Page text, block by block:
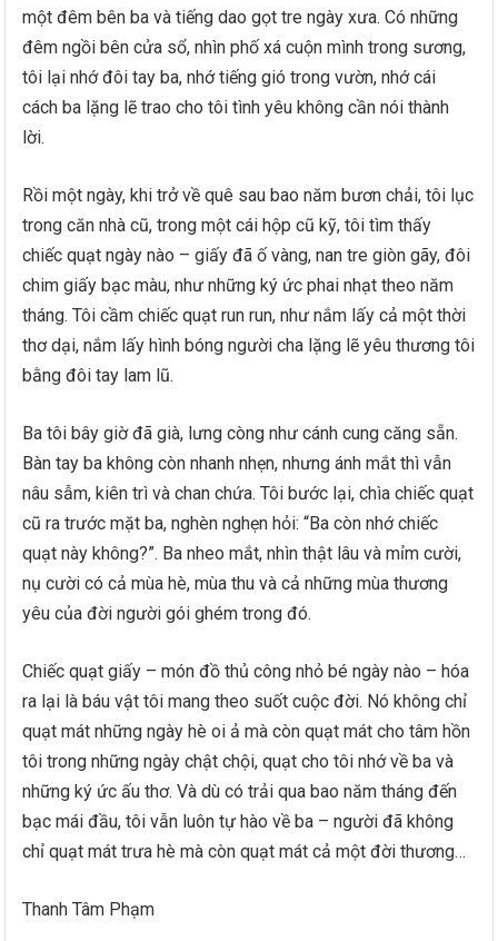
một đêm bên ba và tiếng dao gọt tre ngày xưa. Có những
đêm ngồi bên cửa sổ, nhìn phố xá cuộn mình trong sương,
tôi lại nhớ đôi tay ba, nhớ tiếng gió trong vườn, nhớ cái
cách ba lặng lẽ trao cho tôi tình yêu không cần nói thành
lời.
Rồi một ngày, khi trở về quê sau bao năm bươn chải, tôi lục
trong căn nhà cũ, trong một cái hộp cũ kỹ, tôi tìm thấy
chiếc quạt ngày nào – giấy đã ố vàng, nan tre giòn gãy, đôi
chim giấy bạc màu, như những ký ức phai nhạt theo năm
tháng. Tôi cầm chiếc quạt run run, như nắm lấy cả một thời
thơ dại, nắm lấy hình bóng người cha lặng lẽ yêu thương tôi
bằng đôi tay lam lũ.
Ba tôi bây giờ đã già, lưng còng như cánh cung căng sẵn.
Bàn tay ba không còn nhanh nhẹn, nhưng ánh mắt thì vẫn
nâu sẫm, kiên trì và chan chứa. Tôi bước lại, chìa chiếc quạt
cũ ra trước mặt ba, nghèn nghẹn hỏi: “Ba còn nhớ chiếc
quạt này không?”. Ba nheo mắt, nhìn thật lâu và mỉm cười,
nụ cười có cả mùa hè, mùa thu và cả những mùa thương
yêu của đời người gói ghém trong đó.
Chiếc quạt giấy – món đồ thủ công nhỏ bé ngày nào – hóa
ra lại là báu vật tôi mang theo suốt cuộc đời. Nó không chỉ
quạt mát những ngày hè oi ả mà còn quạt mát cho tâm hồn
tôi trong những ngày chật chội, quạt cho tôi nhớ về ba và
những ký ức ấu thơ. Và dù có trải qua bao năm tháng đến
bạc mái đầu, tôi vẫn luôn tự hào về ba – người đã không
chỉ quạt mát trưa hè mà còn quạt mát cả một đời thương…
Thanh Tâm Phạm